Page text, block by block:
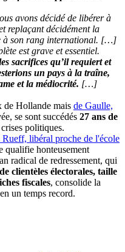
avons décidé de libérer à
replaçant décidément la
à son rang international. […]
est grave et essentiel.
sacrifices qu’il requiert et
un pays à la traîne,
et la médiocrité. […]
de Hollande mais de Gaulle,
se sont succédés 27 ans de
politiques.
Rueff, libéral proche de l'école
qualifie honteusement
radical de redressement, qui
clientèles électorales, taille
fiscales, consolide la
un temps record.